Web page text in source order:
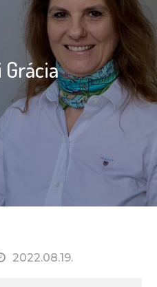
Grácia
2022.08.19.